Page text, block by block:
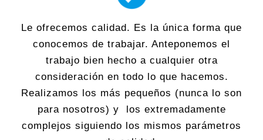
Le ofrecemos calidad. Es la única forma que
conocemos de trabajar. Anteponemos el
trabajo bien hecho a cualquier otra
consideración en todo lo que hacemos.
Realizamos los más pequeños (nunca lo son
para nosotros) y los extremadamente
complejos siguiendo los mismos parámetros